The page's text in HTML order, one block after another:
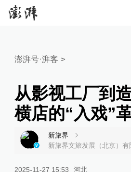
澎湃号·湃客 >
从影视工厂到
横店的“入戏”
新旅界
新旅界文旅发展（北京）有
2025-11-27 15:53 河北